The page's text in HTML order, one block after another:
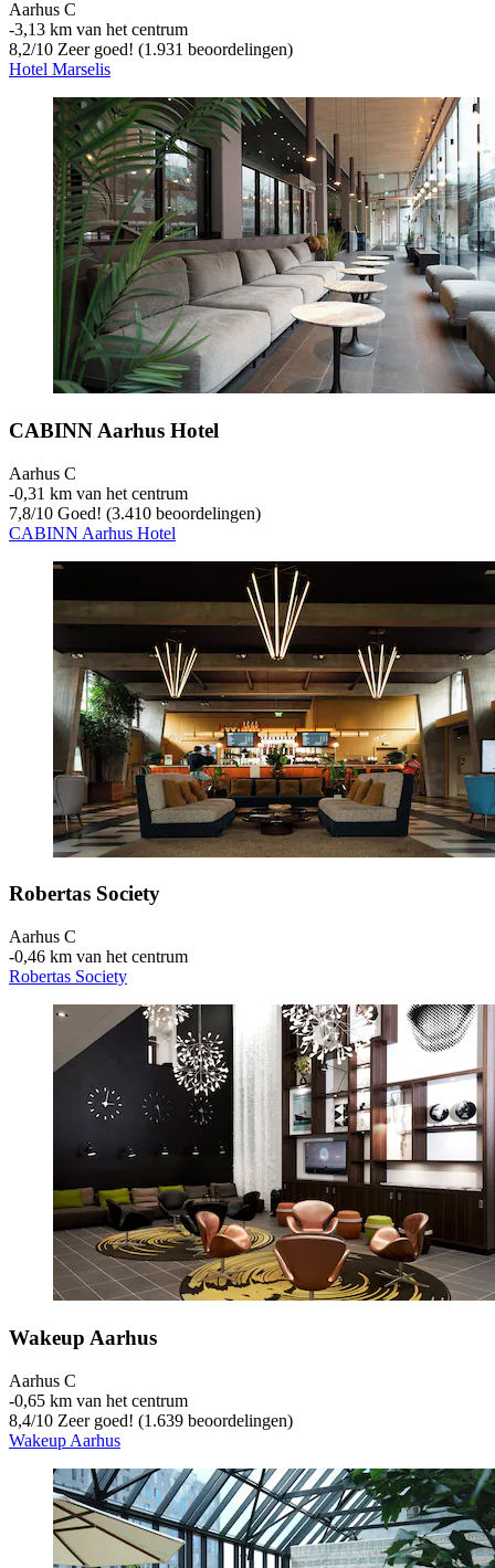
Aarhus C
‐3,13 km van het centrum
8,2/10 Zeer goed! (1.931 beoordelingen)
Hotel Marselis
CABINN Aarhus Hotel
Aarhus C
‐0,31 km van het centrum
7,8/10 Goed! (3.410 beoordelingen)
CABINN Aarhus Hotel
Robertas Society
Aarhus C
‐0,46 km van het centrum
Robertas Society
Wakeup Aarhus
Aarhus C
‐0,65 km van het centrum
8,4/10 Zeer goed! (1.639 beoordelingen)
Wakeup Aarhus